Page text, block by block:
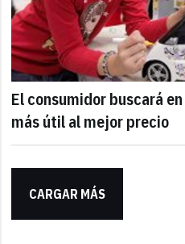
El consumidor buscará
más útil al mejor precio
CARGAR MÁS